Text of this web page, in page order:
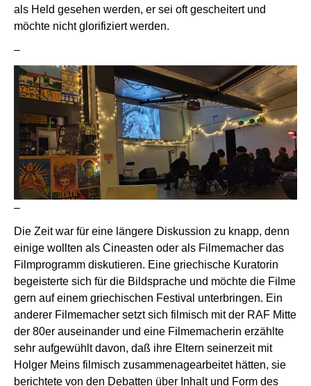
als Held gesehen werden, er sei oft gescheitert und
möchte nicht glorifiziert werden.
–
–
Die Zeit war für eine längere Diskussion zu knapp, denn
einige wollten als Cineasten oder als Filmemacher das
Filmprogramm diskutieren. Eine griechische Kuratorin
begeisterte sich für die Bildsprache und möchte die Filme
gern auf einem griechischen Festival unterbringen. Ein
anderer Filmemacher setzt sich filmisch mit der RAF Mitte
der 80er auseinander und eine Filmemacherin erzählte
sehr aufgewühlt davon, daß ihre Eltern seinerzeit mit
Holger Meins filmisch zusammenagearbeitet hätten, sie
berichtete von den Debatten über Inhalt und Form des